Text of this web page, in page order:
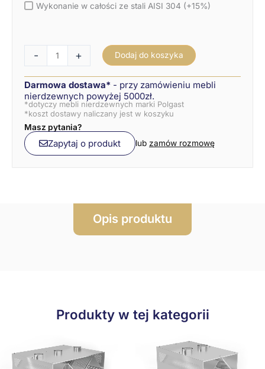
Wykonanie w całości ze stali AISI 304 (+15%)
- + Dodaj do koszyka
Darmowa dostawa* - przy zamówieniu mebli
nierdzewnych powyżej 5000zł.
*dotyczy mebli nierdzewnych marki Polgast
*koszt dostawy naliczany jest w koszyku
Masz pytania?
Zapytaj o produkt lub zamów rozmowę
Opis produktu
Produkty w tej kategorii